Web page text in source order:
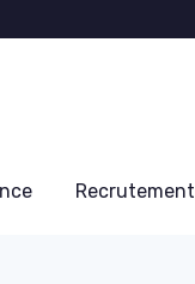
Recrutement